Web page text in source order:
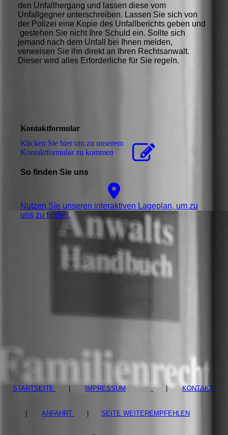
den Unfallhergang und lassen diese vom
Unfallgegner unterschreiben. Lassen Sie sich von
der Polizei eine Kopie des Unfallberichts geben und
gestehen Sie nicht Ihre Schuld ein. Sollte sich
jemand nach dem Unfall bei Ihnen melden,
verweisen Sie ihn direkt an Ihren Rechtsanwalt.
Dieser wird alles Erforderliche für Sie regeln.
Kontaktformular
Klicken Sie hier um zu unserem
Kon­takt­for­mu­lar zu kommen
So finden Sie uns
Nutzen Sie unseren interaktiven La­ge­plan, um zu
uns zu finden.
STARTSEITE IMPRESSUM | KONTAKT
ANFAHRT SEITE WEITEREMPFEHLEN